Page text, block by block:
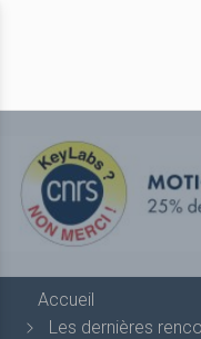
Accueil
Les dernières